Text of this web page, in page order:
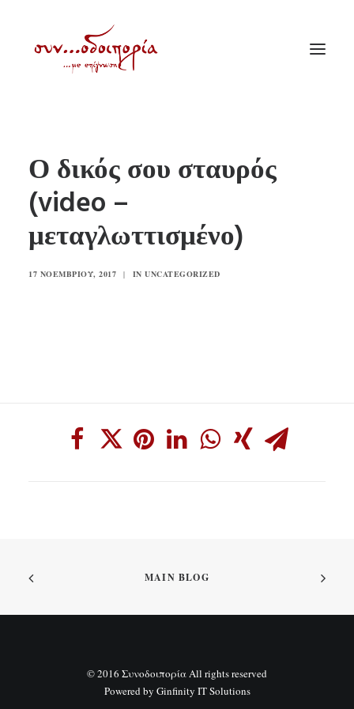
ΘΕΜΑΤΟΛΟΓΙΑ
ΑΝΑΚΟΙΝΩΣΕΙΣ
ΕΝΟΡΙΑ ΕΝ ΔΡΑΣΕΙ
ΕΥΑΓΓΕΛΙΣΤΡΙΑ ΠΕΙΡΑΙΏΣ
Ο δικός σου σταυρός
(video –
μεταγλωττισμένο)
17 ΝΟΕΜΒΡΊΟΥ, 2017 | IN UNCATEGORIZED
MAIN BLOG
© 2016 Συνοδοιπορία All rights reserved
Powered by Ginfinity IT Solutions